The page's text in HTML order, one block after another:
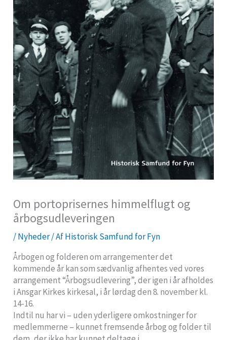
Om portoprisernes himmelflugt og
årbogsudleveringen
/Nyheder/ AfHistorisk Samfund for Fyn
Årbogen og folderen om arrangementer det
kommende år kan som sædvanlig afhentes ved vores
arrangement “Årbogsudlevering”, der igen i år afholdes
i Ansgar Kirkes kirkesal, i år lørdag den 8. november kl.
14-16.
Indtil nu har vi – uden yderligere omkostninger for
medlemmerne – kunnet fremsende årbog og folder til